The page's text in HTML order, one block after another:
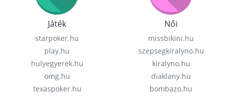
Játék
starpoker.hu
play.hu
hulyegyerek.hu
omg.hu
texaspoker.hu
Női
missbikini.hu
szepsegkiralyno.hu
kiralyno.hu
diaklany.hu
bombazo.hu